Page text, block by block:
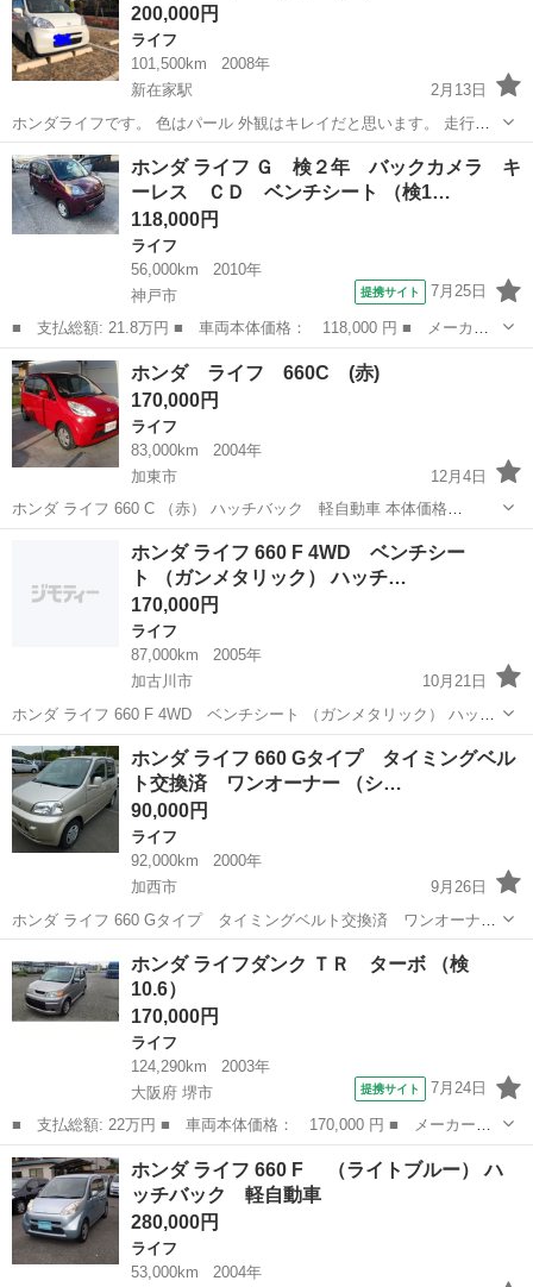
方は自分が代わりに400...
200,000円
ライフ
101,500km
2008年
新在家駅
2月13日
ホンダライフです。 色はパール 外観はキレイだと思います。 走行
は、10万キロを少し超えてますが不具合なく燃費も長距離を走るとリ
ッター20キロ位行きます。 奥様用や街乗りにいかがでしょうか？ 車検
は3月24日までです。 装備...
兵庫 神戸市 新在家駅 ホンダライフ
ホンダ ライフ Ｇ 検２年 バックカメラ キ
ーレス ＣＤ ベンチシート （検1…
118,000円
ライフ
56,000km
2010年
神戸市
提携サイト 7月25日
■ 支払総額: 21.8万円 ■ 車両本体価格： 118,000 円 ■ メーカー
名： ホンダ ■ 車種名： ライフ ■ グレード名： Ｇ 検２年
バックカメラ キーレス ＣＤ ベンチシート ■ 排気量： 660cc
■ ...
兵庫 神戸市 ライフ
ホンダ ライフ 660C (赤)
170,000円
ライフ
83,000km
2004年
加東市
12月4日
ホンダ ライフ 660 C （赤） ハッチバック 軽自動車 本体価格
170,000円 年式(初度登録年):2004(H16) 走行距離:8.3万km 修復歴:なし
リサイクル料:リ済込 車検:車検...
ライフ
ホンダ ライフ 660 F 4WD ベンチシー
ト （ガンメタリック） ハッチ…
170,000円
ライフ
87,000km
2005年
加古川市
10月21日
ホンダ ライフ 660 F 4WD ベンチシート （ガンメタリック） ハッチ
バック 軽自動車 本体価格 170,000円 支払総額 260,000円 年式(初度
登録年):2005(H17) 走行距離:8.7万km 修復...
兵庫 加古川市 ライフ
ホンダ ライフ 660 Gタイプ タイミングベル
ト交換済 ワンオーナー （シ…
90,000円
ライフ
92,000km
2000年
加西市
9月26日
ホンダ ライフ 660 Gタイプ タイミングベルト交換済 ワンオーナ
ー （シャンパンゴールド） ハッチバック 軽自動車 本体価格 90,000
円 支払総額 170,000円 年式(初度登録年):2000(H12) 走行...
ライフ 法定
ホンダ ライフダンク ＴＲ ターボ （検
10.6）
170,000円
ライフ
124,290km
2003年
大阪府 堺市
提携サイト 7月24日
■ 支払総額: 22万円 ■ 車両本体価格： 170,000 円 ■ メーカー
名： ホンダ ■ 車種名： ライフダンク ■ グレード名： ＴＲ
ターボ ■ 排気量： 660cc ■ ドア枚数： 5D ■ ミッション： コ
ラ...
大阪 堺市 ライフ
ホンダ ライフ 660 F （ライトブルー） ハ
ッチバック 軽自動車
280,000円
ライフ
53,000km
2004年